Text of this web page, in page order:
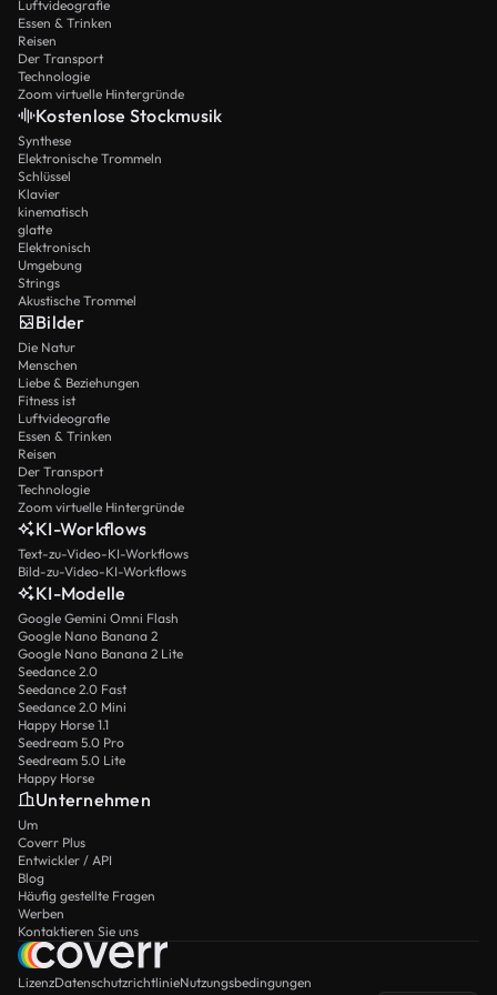
Luftvideografie
Essen & Trinken
Reisen
Der Transport
Technologie
Zoom virtuelle Hintergründe
Kostenlose Stockmusik
Synthese
Elektronische Trommeln
Schlüssel
Klavier
kinematisch
glatte
Elektronisch
Umgebung
Strings
Akustische Trommel
Bilder
Die Natur
Menschen
Liebe & Beziehungen
Fitness ist
Luftvideografie
Essen & Trinken
Reisen
Der Transport
Technologie
Zoom virtuelle Hintergründe
KI-Workflows
Text-zu-Video-KI-Workflows
Bild-zu-Video-KI-Workflows
KI-Modelle
Google Gemini Omni Flash
Google Nano Banana 2
Google Nano Banana 2 Lite
Seedance 2.0
Seedance 2.0 Fast
Seedance 2.0 Mini
Happy Horse 1.1
Seedream 5.0 Pro
Seedream 5.0 Lite
Happy Horse
Unternehmen
Um
Coverr Plus
Entwickler / API
Blog
Häufig gestellte Fragen
Werben
Kontaktieren Sie uns
LizenzDatenschutzrichtlinieNutzungsbedingungen